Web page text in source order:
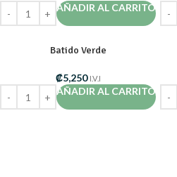
AÑADIR AL CARRITO
Batido Verde
₡5,250 I.V.I
AÑADIR AL CARRITO